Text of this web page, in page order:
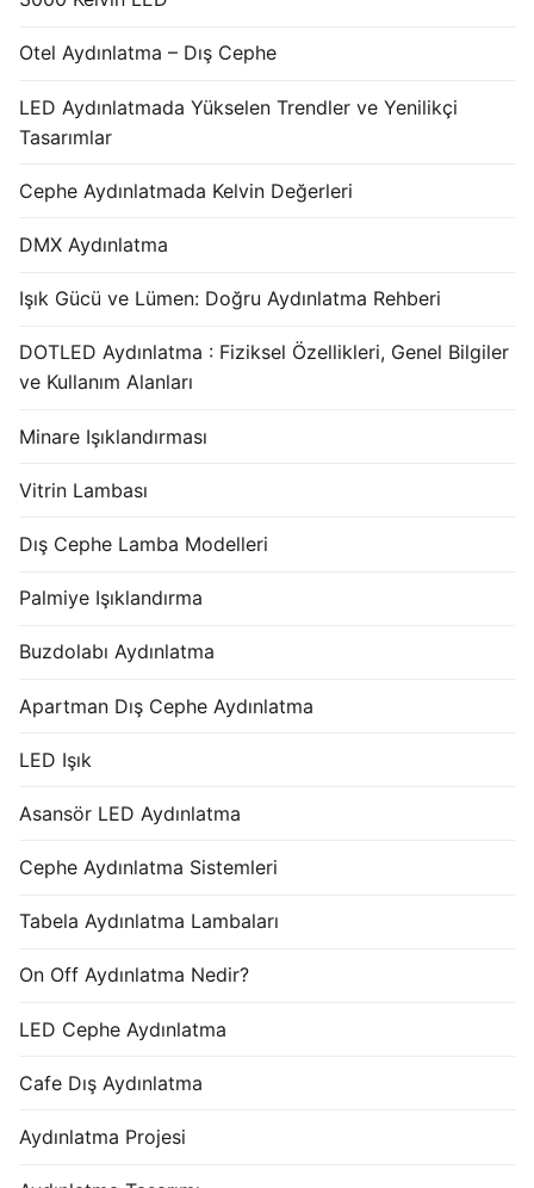
Otel Aydınlatma – Dış Cephe
LED Aydınlatmada Yükselen Trendler ve Yenilikçi
Tasarımlar
Cephe Aydınlatmada Kelvin Değerleri
DMX Aydınlatma
Işık Gücü ve Lümen: Doğru Aydınlatma Rehberi
DOTLED Aydınlatma : Fiziksel Özellikleri, Genel Bilgiler
ve Kullanım Alanları
Minare Işıklandırması
Vitrin Lambası
Dış Cephe Lamba Modelleri
Palmiye Işıklandırma
Buzdolabı Aydınlatma
Apartman Dış Cephe Aydınlatma
LED Işık
Asansör LED Aydınlatma
Cephe Aydınlatma Sistemleri
Tabela Aydınlatma Lambaları
On Off Aydınlatma Nedir?
LED Cephe Aydınlatma
Cafe Dış Aydınlatma
Aydınlatma Projesi